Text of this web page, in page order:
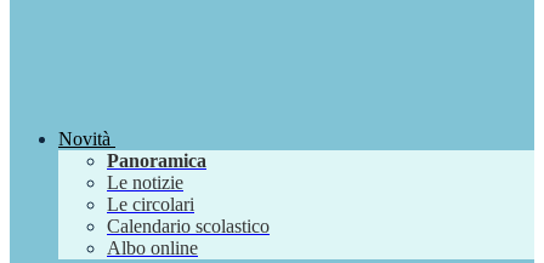
Novità
Panoramica
Le notizie
Le circolari
Calendario scolastico
Albo online